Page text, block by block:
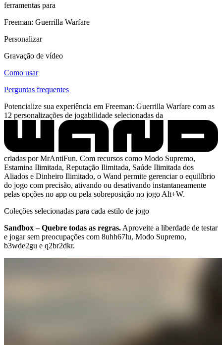
ferramentas para
Freeman: Guerrilla Warfare
Personalizar
Gravação de vídeo
Como usar
Perguntas frequentes
Potencialize sua experiência em Freeman: Guerrilla Warfare com as
12 personalizações de jogabilidade selecionadas da
criadas por MrAntiFun. Com recursos como Modo Supremo,
Estamina Ilimitada, Reputação Ilimitada, Saúde Ilimitada dos
Aliados e Dinheiro Ilimitado, o Wand permite gerenciar o equilíbrio
do jogo com precisão, ativando ou desativando instantaneamente
pelas opções no app ou pela sobreposição no jogo Alt+W.
Coleções selecionadas para cada estilo de jogo
Sandbox – Quebre todas as regras. Aproveite a liberdade de testar
e jogar sem preocupações com 8uhh67lu, Modo Supremo,
b3wde2gu e q2br2dkr.